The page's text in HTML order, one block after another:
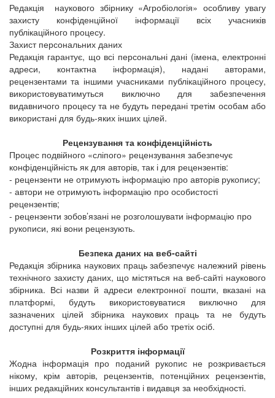
Редакція наукового збірнику «Агробіологія» особливу увагу
захисту конфіденційної інформації всіх учасників
публікаційного процесу.
Захист персональних даних
Редакція гарантує, що всі персональні дані (імена, електронні
адреси, контактна інформація), надані авторами,
рецензентами та іншими учасниками публікаційного процесу,
використовуватимуться виключно для забезпечення
видавничого процесу та не будуть передані третім особам або
використані для будь-яких інших цілей.
Рецензування та конфіденційність
Процес подвійного «сліпого» рецензування забезпечує
конфіденційність як для авторів, так і для рецензентів:
- рецензенти не отримують інформацію про авторів рукопису;
- автори не отримують інформацію про особистості
рецензентів;
- рецензенти зобов’язані не розголошувати інформацію про
рукописи, які вони рецензують.
Безпека даних на веб-сайті
Редакція збірника наукових працьзабезпечує належний рівень
технічного захисту даних, що містяться на веб-сайті наукового
збірника. Всі назви й адреси електронної пошти, вказані на
платформі, будуть використовуватися виключно для
зазначених цілей збірника наукових праць та не будуть
доступні для будь-яких інших цілей або третіх осіб.
Розкриття інформації
Жодна інформація про поданий рукопис не розкривається
нікому, крім авторів, рецензентів, потенційних рецензентів,
інших редакційних консультантів і видавця за необхідності.